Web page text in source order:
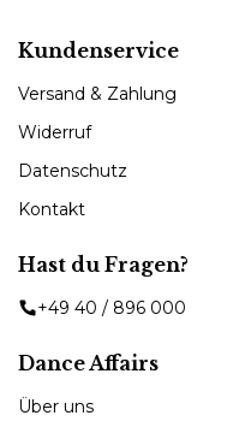
Kundenservice
Versand & Zahlung
Widerruf
Datenschutz
Kontakt
Hast du Fragen?
+49 40 / 896 000
Dance Affairs
Über uns